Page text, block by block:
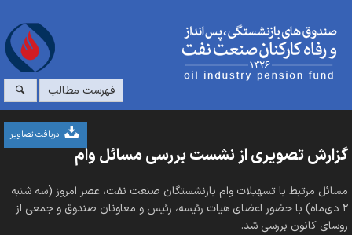
فهرست مطالب
دریافت تصاویر
گزارش تصویری از نشست بررسی مسائل وام‌
مسائل مرتبط با تسهیلات وام بازنشستگان صنعت نفت، عصر امروز (سه شنبه
۲ دی‌ماه) با حضور اعضای هیات رئیسه، رئیس و معاونان صندوق و جمعی از
روسای کانون بررسی شد.